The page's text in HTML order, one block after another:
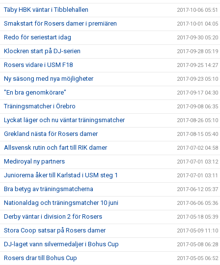
Täby HBK väntar i Tibblehallen 2017-10-06 05:51
Smakstart för Rosers damer i premiären 2017-10-01 04:05
Redo för seriestart idag 2017-09-30 05:20
Klockren start på DJ-serien 2017-09-28 05:19
Rosers vidare i USM F18 2017-09-25 14:27
Ny säsong med nya möjligheter 2017-09-23 05:10
"En bra genomkörare" 2017-09-17 04:30
Träningsmatcher i Örebro 2017-09-08 06:35
Lyckat läger och nu väntar träningsmatcher 2017-08-26 05:10
Grekland nästa för Rosers damer 2017-08-15 05:40
Allsvensk rutin och fart till RIK damer 2017-07-02 04:58
Mediroyal ny partners 2017-07-01 03:12
Juniorerna åker till Karlstad i USM steg 1 2017-07-01 03:11
Bra betyg av träningsmatcherna 2017-06-12 05:37
Nationaldag och träningsmatcher 10 juni 2017-06-06 05:36
Derby väntar i division 2 för Rosers 2017-05-18 05:39
Stora Coop satsar på Rosers damer 2017-05-09 11:10
DJ-laget vann silvermedaljer i Bohus Cup 2017-05-08 06:28
Rosers drar till Bohus Cup 2017-05-05 06:52